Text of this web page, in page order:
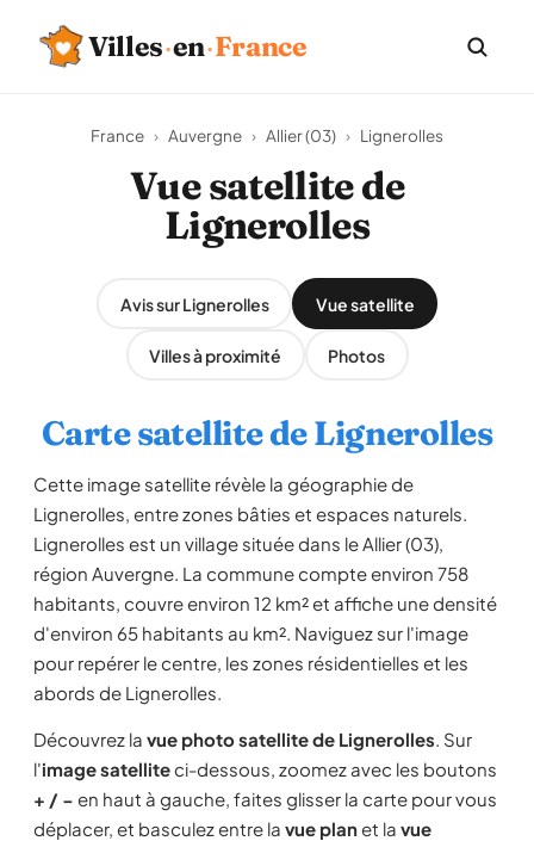
Villes·en·France
France › Auvergne › Allier (03) › Lignerolles
Vue satellite de
Lignerolles
Avis sur Lignerolles Vue satellite
Villes à proximité Photos
Carte satellite de Lignerolles
Cette image satellite révèle la géographie de
Lignerolles, entre zones bâties et espaces naturels.
Lignerolles est un village située dans le Allier (03),
région Auvergne. La commune compte environ 758
habitants, couvre environ 12 km² et affiche une densité
d'environ 65 habitants au km². Naviguez sur l'image
pour repérer le centre, les zones résidentielles et les
abords de Lignerolles.
Découvrez la vue photo satellite de Lignerolles. Sur
l'image satelliteci-dessous, zoomez avec les boutons
+ / − en haut à gauche, faites glisser la carte pour vous
déplacer, et basculez entre la vue planet la vue